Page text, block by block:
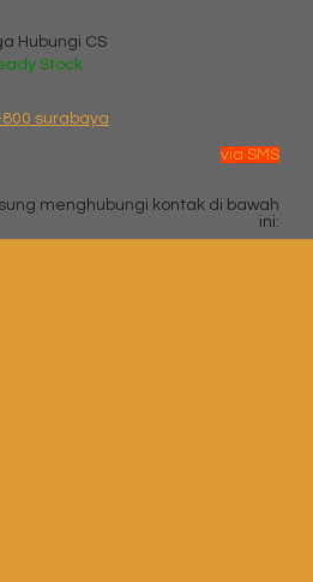
Hubungi CS
Stock
via SMS
menghubungi kontak di bawah
ini: